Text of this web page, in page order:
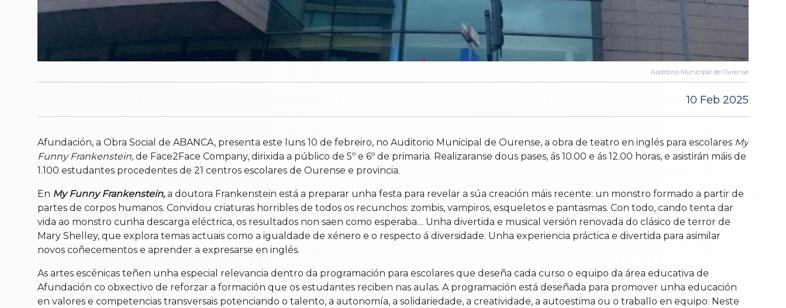
Auditorio Municipal de Ourense
10 Feb 2025
Afundación, a Obra Social de ABANCA, presenta este luns 10 de febreiro, no Auditorio Municipal de Ourense, a obra de teatro en inglés para escolares My
Funny Frankenstein, de Face2Face Company, dirixida a público de 5º e 6º de primaria. Realizaranse dous pases, ás 10.00 e ás 12.00 horas, e asistirán máis de
1.100 estudantes procedentes de 21 centros escolares de Ourense e provincia.
En My Funny Frankenstein,a doutora Frankenstein está a preparar unha festa para revelar a súa creación máis recente: un monstro formado a partir de
partes de corpos humanos. Convidou criaturas horribles de todos os recunchos: zombis, vampiros, esqueletos e pantasmas. Con todo, cando tenta dar
vida ao monstro cunha descarga eléctrica, os resultados non saen como esperaba… Unha divertida e musical versión renovada do clásico de terror de
Mary Shelley, que explora temas actuais como a igualdade de xénero e o respecto á diversidade. Unha experiencia práctica e divertida para asimilar
novos coñecementos e aprender a expresarse en inglés.
As artes escénicas teñen unha especial relevancia dentro da programación para escolares que deseña cada curso o equipo da área educativa de
Afundación co obxectivo de reforzar a formación que os estudantes reciben nas aulas. A programación está deseñada para promover unha educación
en valores e competencias transversais potenciando o talento, a autonomía, a solidariedade, a creatividade, a autoestima ou o traballo en equipo. Neste